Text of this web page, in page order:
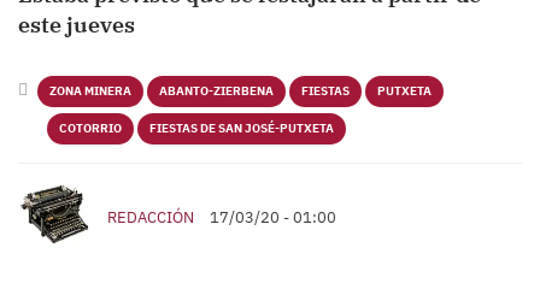
este jueves
ZONA MINERA ABANTO-ZIERBENA FIESTAS PUTXETA
COTORRIO FIESTAS DE SAN JOSÉ-PUTXETA
REDACCIÓN 17/03/20 - 01:00